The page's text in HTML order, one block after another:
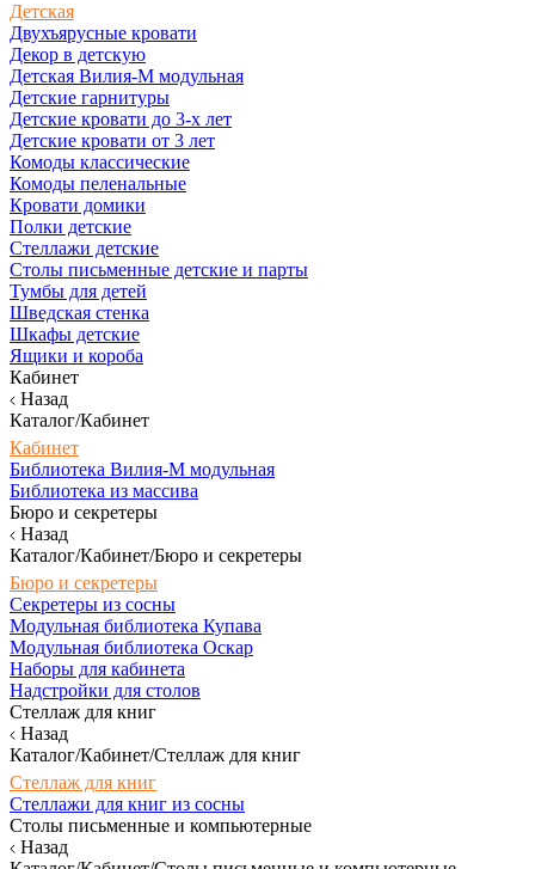
Детская
Двухъярусные кровати
Декор в детскую
Детская Вилия-М модульная
Детские гарнитуры
Детские кровати до 3-х лет
Детские кровати от 3 лет
Комоды классические
Комоды пеленальные
Кровати домики
Полки детские
Стеллажи детские
Столы письменные детские и парты
Тумбы для детей
Шведская стенка
Шкафы детские
Ящики и короба
Кабинет
Назад
Каталог/Кабинет
Кабинет
Библиотека Вилия-М модульная
Библиотека из массива
Бюро и секретеры
Назад
Каталог/Кабинет/Бюро и секретеры
Бюро и секретеры
Секретеры из сосны
Модульная библиотека Купава
Модульная библиотека Оскар
Наборы для кабинета
Надстройки для столов
Стеллаж для книг
Назад
Каталог/Кабинет/Стеллаж для книг
Стеллаж для книг
Стеллажи для книг из сосны
Столы письменные и компьютерные
Назад